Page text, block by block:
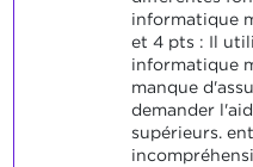
informatique
et 4 pts : Il
informatique
manque
demander
supérieurs.